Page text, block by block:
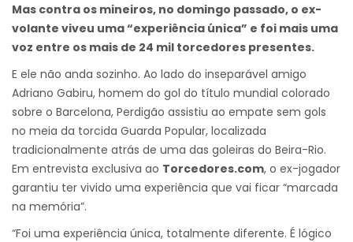
Mas contra os mineiros, no domingo passado, o ex-
volante viveu uma “experiência única” e foi mais uma
voz entre os mais de 24 mil torcedores presentes.
E ele não anda sozinho. Ao lado do inseparável amigo
Adriano Gabiru, homem do gol do título mundial colorado
sobre o Barcelona, Perdigão assistiu ao empate sem gols
no meia da torcida Guarda Popular, localizada
tradicionalmente atrás de uma das goleiras do Beira-Rio.
Em entrevista exclusiva ao Torcedores.com, o ex-jogador
garantiu ter vivido uma experiência que vai ficar “marcada
na memória”.
“Foi uma experiência única, totalmente diferente. É lógico